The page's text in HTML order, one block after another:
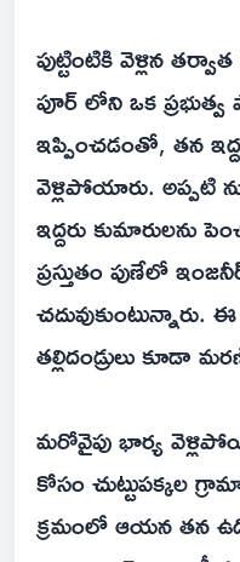
పుట్టింటికి వెళ్లిన
పూర్ లోని ఒక
ఇప్పించడంతో, తన
వెళ్లిపోయారు. అప్పటి
ఇద్దరు కుమారులను
ప్రస్తుతం పుణేలో
తల్లిదండ్రులు కూడా
మరోవైపు భార్య
కోసం చుట్టుపక్కల
క్రమంలో ఆయన తన